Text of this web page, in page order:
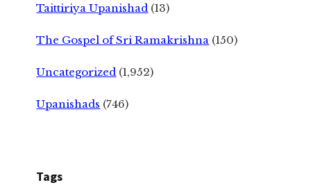
Taittiriya Upanishad (13)
The Gospel of Sri Ramakrishna (150)
Uncategorized (1,952)
Upanishads (746)
Tags